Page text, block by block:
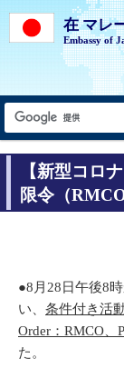
在 マレ
Embassy of
【新型コロ
限令（
●8月28日午後8
い、 条件付き活
Order：RMCO、
た。